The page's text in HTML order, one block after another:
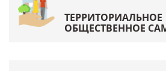
ТЕРРИТОРИАЛЬНОЕ
ОБЩЕСТВЕННОЕ